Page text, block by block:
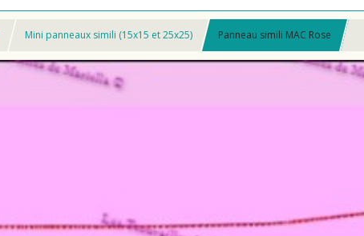
Mini panneaux simili (15x15 et 25x25) Panneau simili MAC Rose